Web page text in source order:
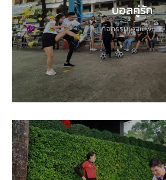
บอลคู่รัก
กิจกรรมteamwork